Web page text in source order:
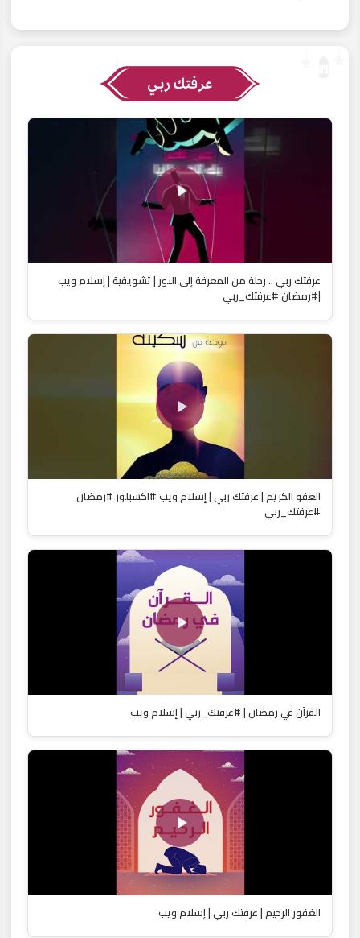
عرفتك ربي .. رحلة من المعرفة إلى النور | تشويقية | إسلام ويب
|#رمضان #عرفتك_ربي
العفو الكريم | عرفتك ربي | إسلام ويب #اكسبلور #رمضان
#عرفتك_ربي
القرآن في رمضان | #عرفتك_ربي | إسلام ويب
الغفور الرحيم | عرفتك ربي | إسلام ويب